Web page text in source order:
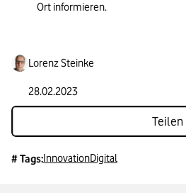
Ort informieren.
Lorenz Steinke
28.02.2023
Teilen
# Tags:InnovationDigital